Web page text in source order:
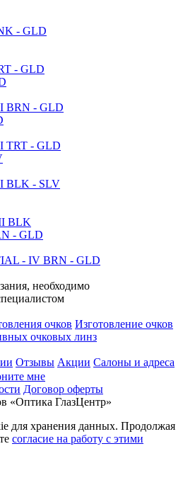
- GLD
- GLD
BRN - GLD
TRT - GLD
BLK - SLV
BLK
- IV BRN - GLD
необходимо
очков Изготовление очков
очковых линз
Отзывы Акции Салоны и адреса
мне
Договор оферты
«Оптика ГлазЦентр»
для хранения данных. Продолжая
согласие на работу с этими